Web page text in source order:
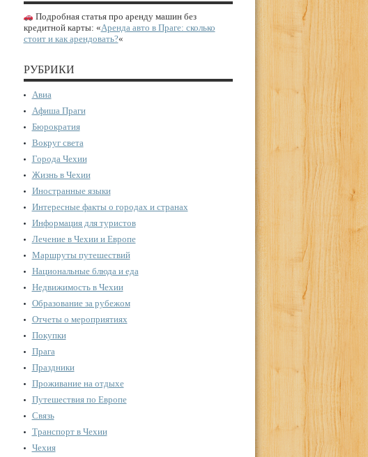
Подробная статья про аренду машин без
кредитной карты: «Аренда авто в Праге: сколько
стоит и как арендовать?«
РУБРИКИ
Авиа
Афиша Праги
Бюрократия
Вокруг света
Города Чехии
Жизнь в Чехии
Иностранные языки
Интересные факты о городах и странах
Информация для туристов
Лечение в Чехии и Европе
Маршруты путешествий
Национальные блюда и еда
Недвижимость в Чехии
Образование за рубежом
Отчеты о мероприятиях
Покупки
Прага
Праздники
Проживание на отдыхе
Путешествия по Европе
Связь
Транспорт в Чехии
Чехия